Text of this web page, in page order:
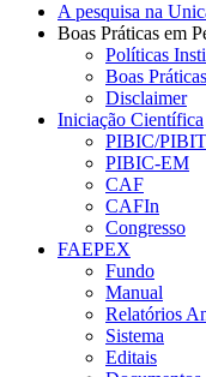
A pesquisa na
Boas Práticas em
Políticas
Boas
Disclaimer
Iniciação Científica
PIBIC/
PIBIC-EM
CAF
CAFIn
Congresso
FAEPEX
Fundo
Manual
Relatórios
Sistema
Editais